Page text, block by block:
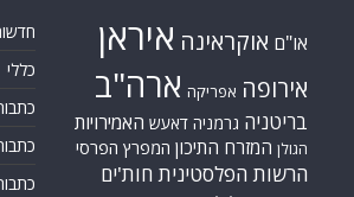
או"ם אוקראינה איראן
אירופה אפריקה ארה"ב
בריטניה גרמניה דאעש האמירויות
הגולן המזרח התיכון המפרץ הפרסי
הרשות הפלסטינית חות'ים
כללי